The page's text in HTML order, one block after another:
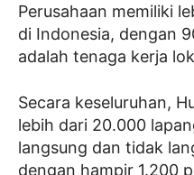
Perusahaan memiliki
di Indonesia, dengan
adalah tenaga kerja
Secara keseluruhan,
lebih dari 20.000
langsung dan tidak
dengan hampir 1.200